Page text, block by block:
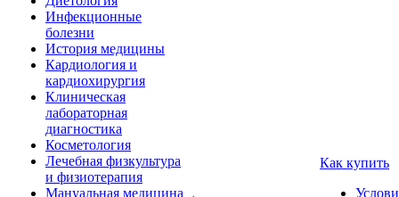
Инфекционные
болезни
История медицины
Кардиология и
кардиохирургия
Клиническая
лабораторная
диагностика
Косметология
Лечебная физкультура
и физиотерапия
Мануальная медицина
Как купить